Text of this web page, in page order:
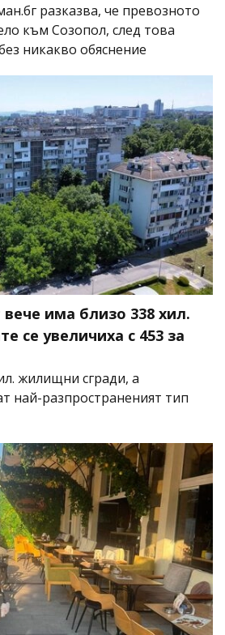
разказва, че превозното
към Созопол, след това
никакво обяснение
вече има близо 338 хил.
се увеличиха с 453 за
жилищни сгради, а
най-разпространеният тип